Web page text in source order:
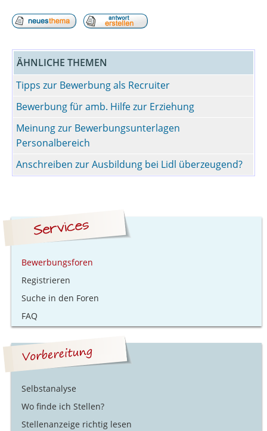
ÄHNLICHE THEMEN
Tipps zur Bewerbung als Recruiter
Bewerbung für amb. Hilfe zur Erziehung
Meinung zur Bewerbungsunterlagen
Personalbereich
Anschreiben zur Ausbildung bei Lidl überzeugend?
Bewerbungsforen
Registrieren
Suche in den Foren
FAQ
Selbstanalyse
Wo finde ich Stellen?
Stellenanzeige richtig lesen